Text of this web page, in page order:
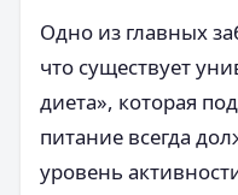
Одно из главных
что существует
диета», которая
питание всегда
уровень